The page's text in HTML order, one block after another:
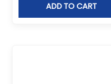
ADD TO CART